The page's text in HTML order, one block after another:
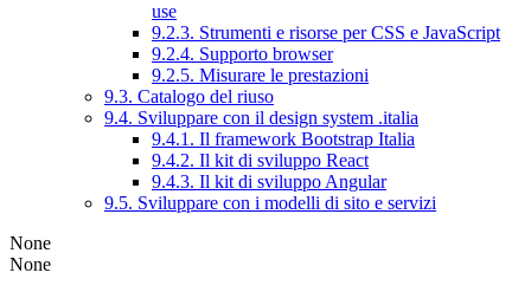
use
9.2.3. Strumenti e risorse per CSS e JavaScript
9.2.4. Supporto browser
9.2.5. Misurare le prestazioni
9.3. Catalogo del riuso
9.4. Sviluppare con il design system .italia
9.4.1. Il framework Bootstrap Italia
9.4.2. Il kit di sviluppo React
9.4.3. Il kit di sviluppo Angular
9.5. Sviluppare con i modelli di sito e servizi
None
None